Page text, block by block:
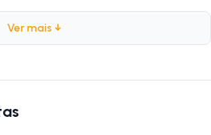
Ver mais ↓